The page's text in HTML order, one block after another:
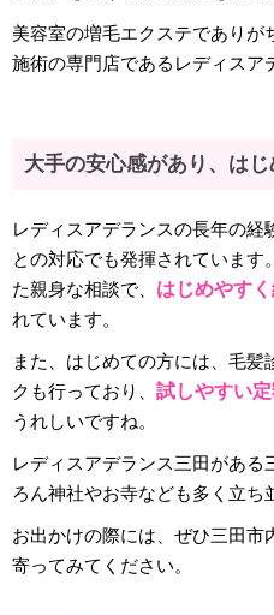
美容室の増毛エクステであり
施術の専門店であるレディスア
大手の安心感があり、は
レディスアデランスの長年の
との対応でも発揮されています
た親身な相談で、 はじめやす
れています。
また、はじめての方には、毛
クも行っており、 試しやすい
うれしいですね。
レディスアデランス三田がある
ろん神社やお寺なども多く立ち
お出かけの際には、ぜひ三田市
寄ってみてください。